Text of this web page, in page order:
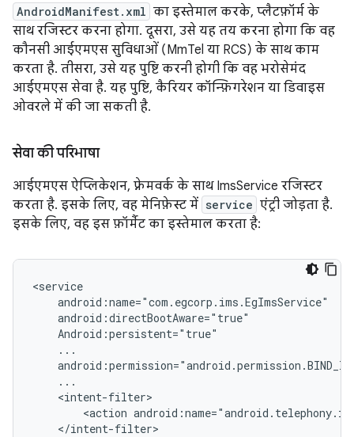
AndroidManifest.xml का इस्तेमाल करके, प्लैटफ़ॉर्म के
साथ रजिस्टर करना होगा. दूसरा, उसे यह तय करना होगा कि वह
कौनसी आईएमएस सुविधाओं (MmTel या RCS) के साथ काम
करता है. तीसरा, उसे यह पुष्टि करनी होगी कि वह भरोसेमंद
आईएमएस सेवा है. यह पुष्टि, कैरियर कॉन्फ़िगरेशन या डिवाइस
ओवरले में की जा सकती है.
सेवा की परिभाषा
आईएमएस ऐप्लिकेशन, फ़्रेमवर्क के साथ ImsService रजिस्टर
करता है. इसके लिए, वह मेनिफ़ेस्ट में service एंट्री जोड़ता है.
इसके लिए, वह इस फ़ॉर्मैट का इस्तेमाल करता है:
<service
    android:name="com.egcorp.ims.EgImsService"
    android:directBootAware="true"
    Android:persistent="true"
    ...
    ...
    <intent-filter>
<action
    </intent-filter>